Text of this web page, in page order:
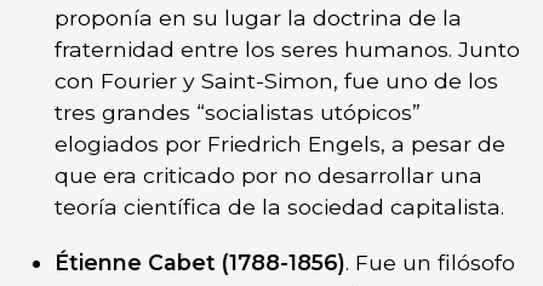
proponía en su lugar la doctrina de la
fraternidad entre los seres humanos. Junto
con Fourier y Saint-Simon, fue uno de los
tres grandes “socialistas utópicos”
elogiados por Friedrich Engels, a pesar de
que era criticado por no desarrollar una
teoría científica de la sociedad capitalista.
Étienne Cabet (1788-1856). Fue un filósofo